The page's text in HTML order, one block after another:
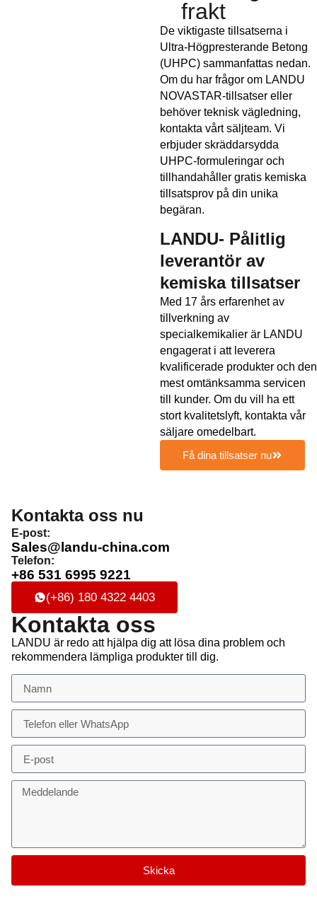
frakt
De viktigaste tillsatserna i
Ultra-Högpresterande Betong
(UHPC) sammanfattas nedan.
Om du har frågor om LANDU
NOVASTAR-tillsatser eller
behöver teknisk vägledning,
kontakta vårt säljteam. Vi
erbjuder skräddarsydda
UHPC-formuleringar och
tillhandahåller gratis kemiska
tillsatsprov på din unika
begäran.
LANDU- Pålitlig
leverantör av
kemiska tillsatser
Med 17 års erfarenhet av
tillverkning av
specialkemikalier är LANDU
engagerat i att leverera
kvalificerade produkter och den
mest omtänksamma servicen
till kunder. Om du vill ha ett
stort kvalitetslyft, kontakta vår
säljare omedelbart.
Få dina tillsatser nu
Kontakta oss nu
E-post:
Sales@landu-china.com
Telefon:
+86 531 6995 9221
(+86) 180 4322 4403
Kontakta oss
LANDU är redo att hjälpa dig att lösa dina problem och
rekommendera lämpliga produkter till dig.
Skicka